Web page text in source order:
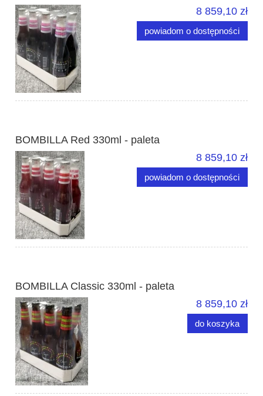
8 859,10 zł
powiadom o dostępności
BOMBILLA Red 330ml - paleta
8 859,10 zł
powiadom o dostępności
BOMBILLA Classic 330ml - paleta
8 859,10 zł
do koszyka